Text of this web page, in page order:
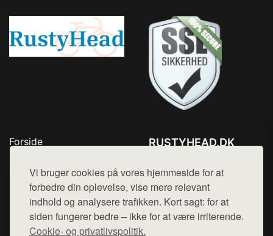
Vi bruger cookies på vores hjemmeside for at
forbedre din oplevelse, vise mere relevant
indhold og analysere trafikken. Kort sagt: for at
siden fungerer bedre – ikke for at være irriterende.
Cookie- og privatlivspolitik.
Forside
Top Rabatter
Kontakt
RUSTYHEAD.DK
Mail: hej@want.dk
Cookie- og privatlivspolitik